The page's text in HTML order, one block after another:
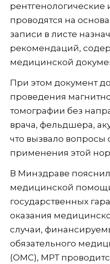
рентгенологические
проводятся на
записи в листе
рекомендаций,
медицинской
При этом документ
проведения
томографии без
врача, фельдшера,
что вызвало вопросы
применения этой
В Минздраве
медицинской
государственных
оказания
случаи,
обязательного
(ОМС), МРТ